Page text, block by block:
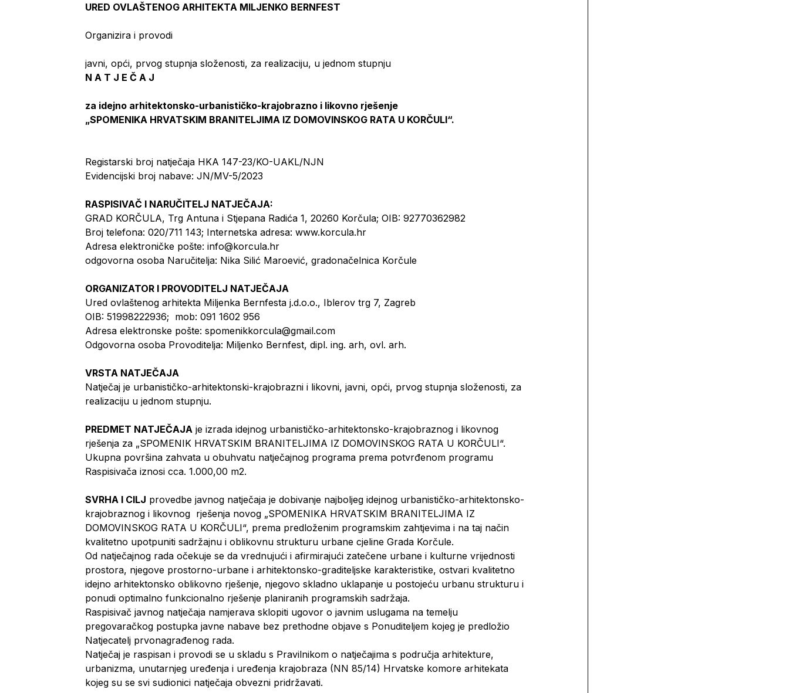
URED OVLAŠTENOG ARHITEKTA MILJENKO BERNFEST
Organizira i provodi
javni, opći, prvog stupnja složenosti, za realizaciju, u jednom stupnju
N A T J E Č A J
za idejno arhitektonsko-urbanističko-krajobrazno i likovno rješenje
„SPOMENIKA HRVATSKIM BRANITELJIMA IZ DOMOVINSKOG RATA U KORČULI“.
Registarski broj natječaja HKA 147-23/KO-UAKL/NJN
Evidencijski broj nabave: JN/MV-5/2023
RASPISIVAČ I NARUČITELJ NATJEČAJA:
GRAD KORČULA, Trg Antuna i Stjepana Radića 1, 20260 Korčula; OIB: 92770362982
Broj telefona: 020/711 143; Internetska adresa: www.korcula.hr
Adresa elektroničke pošte: info@korcula.hr
odgovorna osoba Naručitelja: Nika Silić Maroević, gradonačelnica Korčule
ORGANIZATOR I PROVODITELJ NATJEČAJA
Ured ovlaštenog arhitekta Miljenka Bernfesta j.d.o.o., Iblerov trg 7, Zagreb
OIB: 51998222936; mob: 091 1602 956
Adresa elektronske pošte: spomenikkorcula@gmail.com
Odgovorna osoba Provoditelja: Miljenko Bernfest, dipl. ing. arh, ovl. arh.
VRSTA NATJEČAJA
Natječaj je urbanističko-arhitektonski-krajobrazni i likovni, javni, opći, prvog stupnja složenosti, za
realizaciju u jednom stupnju.
PREDMET NATJEČAJA je izrada idejnog urbanističko-arhitektonsko-krajobraznog i likovnog
rješenja za „SPOMENIK HRVATSKIM BRANITELJIMA IZ DOMOVINSKOG RATA U KORČULI“.
Ukupna površina zahvata u obuhvatu natječajnog programa prema potvrđenom programu
Raspisivača iznosi cca. 1.000,00 m2.
SVRHA I CILJ provedbe javnog natječaja je dobivanje najboljeg idejnog urbanističko-arhitektonsko-
krajobraznog i likovnog rješenja novog „SPOMENIKA HRVATSKIM BRANITELJIMA IZ
DOMOVINSKOG RATA U KORČULI“, prema predloženim programskim zahtjevima i na taj način
kvalitetno upotpuniti sadržajnu i oblikovnu strukturu urbane cjeline Grada Korčule.
Od natječajnog rada očekuje se da vrednujući i afirmirajući zatečene urbane i kulturne vrijednosti
prostora, njegove prostorno-urbane i arhitektonsko-graditeljske karakteristike, ostvari kvalitetno
idejno arhitektonsko oblikovno rješenje, njegovo skladno uklapanje u postojeću urbanu strukturu i
ponudi optimalno funkcionalno rješenje planiranih programskih sadržaja.
Raspisivač javnog natječaja namjerava sklopiti ugovor o javnim uslugama na temelju
pregovaračkog postupka javne nabave bez prethodne objave s Ponuditeljem kojeg je predložio
Natjecatelj prvonagrađenog rada.
Natječaj je raspisan i provodi se u skladu s Pravilnikom o natječajima s područja arhitekture,
urbanizma, unutarnjeg uređenja i uređenja krajobraza (NN 85/14) Hrvatske komore arhitekata
kojeg su se svi sudionici natječaja obvezni pridržavati.